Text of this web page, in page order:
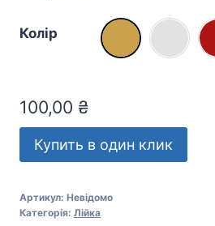
Колір
100,00 ₴
Купить в один клик
Артикул: Невідомо
Категорія: Лійка